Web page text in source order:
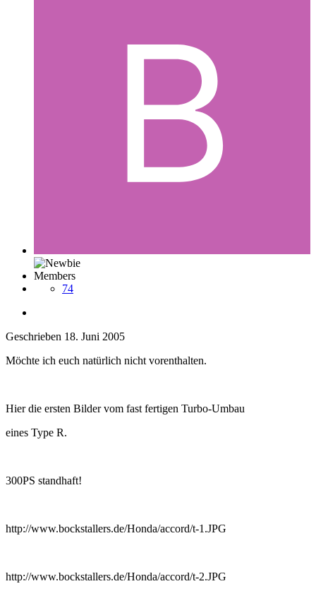
Members
74
Geschrieben 18. Juni 2005
Möchte ich euch natürlich nicht vorenthalten.
Hier die ersten Bilder vom fast fertigen Turbo-Umbau
eines Type R.
300PS standhaft!
http://www.bockstallers.de/Honda/accord/t-1.JPG
http://www.bockstallers.de/Honda/accord/t-2.JPG